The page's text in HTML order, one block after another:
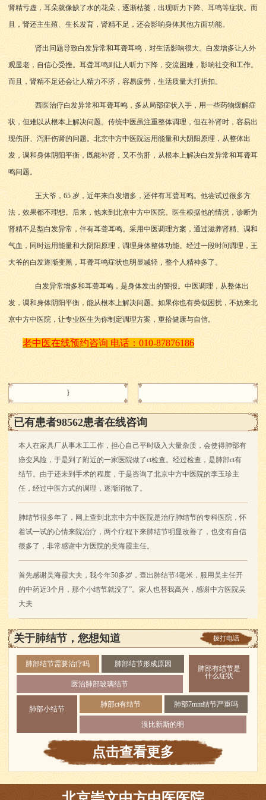
肾精亏虚，耳朵就像缺了水的花朵，逐渐枯萎，出现听力下降、耳鸣等症状。而
且，肾还主生殖、生长发育，肾精不足，还会影响身体其他方面功能。
肾出问题导致白发异常和耳聋耳鸣，对生活影响很大。白发增多让人外
观显老，自信心受挫。耳聋耳鸣则让人听力下降，交流困难，影响社交和工作。
而且，肾精不足还会让人精力不济，容易疲劳，生活质量大打折扣。
西医治疗白发异常和耳聋耳鸣，多从局部症状入手，用一些药物缓解症
状，但难以从根本上解决问题。传统中医虽注重整体调理，但在补肾时，容易出
现伤肝、泻肝伤肾的问题。北京中方中医院运用能量和大阴阳原理，从整体出
发，调和身体阴阳平衡，既能补肾，又不伤肝，从根本上解决白发异常和耳聋耳
鸣问题。
王大爷，65 岁，近年来白发增多，还伴有耳聋耳鸣。他尝试过很多方
法，效果都不理想。后来，他来到北京中方中医院。医生根据他的情况，诊断为
肾精不足型白发异常，伴有耳聋耳鸣。采用中医调理方案，通过滋养肾精、调和
气血，同时运用能量和大阴阳原理，调理身体整体功能。经过一段时间调理，王
大爷的白发逐渐变黑，耳聋耳鸣症状也明显减轻，整个人精神多了。
白发异常增多和耳聋耳鸣，是身体发出的警报。中医调理，从整体出
发，调和身体阴阳平衡，能从根本上解决问题。如果你也有类似困扰，不妨来北
京中方中医院，让专业医生为你制定调理方案，重拾健康与自信。
老中医在线预约咨询 电话： 010-87876186
}
已有患者98562患者在线咨询
本人在家具厂从事木工工作，担心自己平时吸入大量杂质，会使得肺部有
癌变风险，于是到了附近的一家医院做了ct检查。经过检查，是肺部ct有
结节。由于还未到手术的程度，于是咨询了北京中方中医院的李玉珍主
任，经过中医方式的调理，逐渐消散了。
肺结节很多年了，网上查到北京中方中医院是治疗肺结节的专科医院，怀
着试一试的心情来院治疗，两个疗程下来肺结节明显改善了，也变有自信
很多了，非常感谢中方医院的吴海霞主任。
首先感谢吴海霞大夫，我今年50多岁，查出肺结节4毫米，服用吴主任开
的中药近3个月，那个小结节就没了”。家人也替我高兴，感谢中方医院吴
大夫
拨打电话
关于肺结节，您想知道
肺部有结节是
什么症状
肺部结节需要治疗吗 肺部结节形成原因
医治肺部玻璃结节
肺部小结节
肺部ct有结节 肺部7mm结节严重吗
溴比新斯的明
点击查看更多